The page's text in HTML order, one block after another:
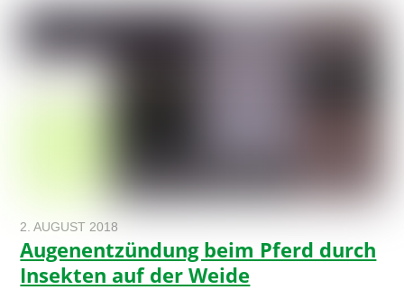
2. AUGUST 2018
Augenentzündung beim Pferd durch
Insekten auf der Weide